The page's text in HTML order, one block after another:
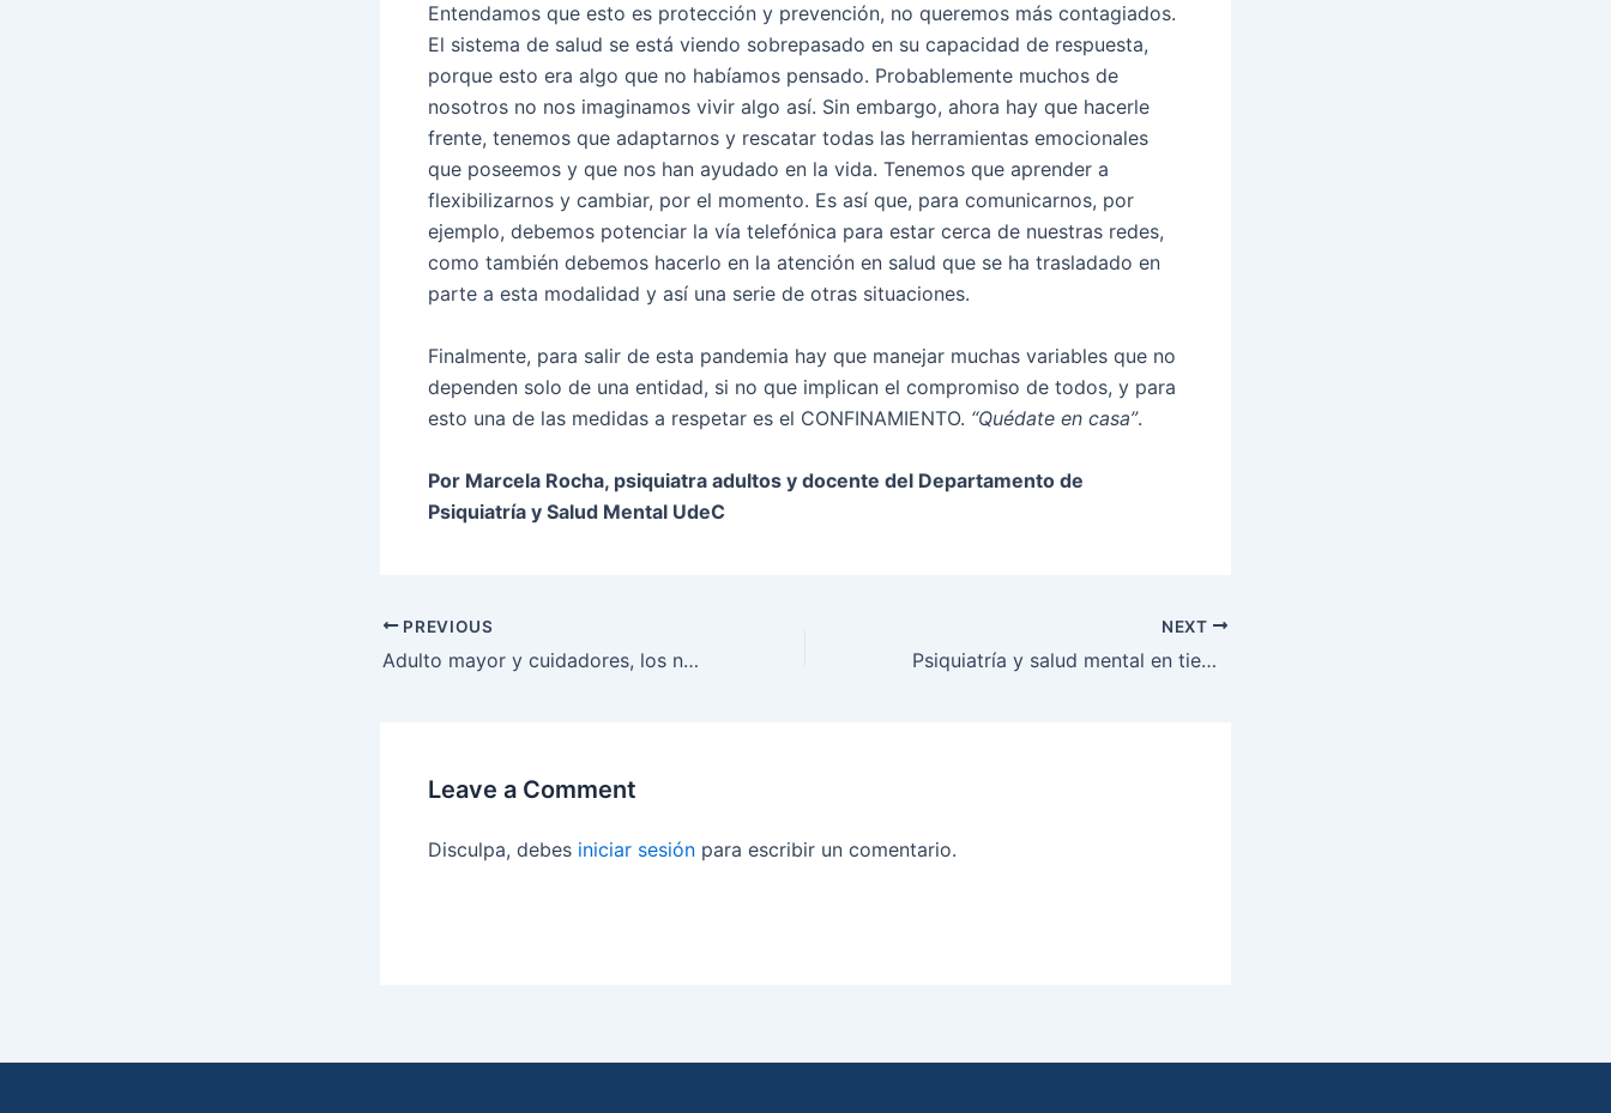
Entendamos que esto es protección y prevención, no queremos más contagiados.
El sistema de salud se está viendo sobrepasado en su capacidad de respuesta,
porque esto era algo que no habíamos pensado. Probablemente muchos de
nosotros no nos imaginamos vivir algo así. Sin embargo, ahora hay que hacerle
frente, tenemos que adaptarnos y rescatar todas las herramientas emocionales
que poseemos y que nos han ayudado en la vida. Tenemos que aprender a
flexibilizarnos y cambiar, por el momento. Es así que, para comunicarnos, por
ejemplo, debemos potenciar la vía telefónica para estar cerca de nuestras redes,
como también debemos hacerlo en la atención en salud que se ha trasladado en
parte a esta modalidad y así una serie de otras situaciones.
Finalmente, para salir de esta pandemia hay que manejar muchas variables que no
dependen solo de una entidad, si no que implican el compromiso de todos, y para
esto una de las medidas a respetar es el CONFINAMIENTO. “Quédate en casa”.
Por Marcela Rocha, psiquiatra adultos y docente del Departamento de
Psiquiatría y Salud Mental UdeC
Post
navigation
PREVIOUS
Adulto mayor y cuidadores, los nuevos desafíos que impone la pandemia
NEXT
Psiquiatría y salud mental en tiempos de COVID-19
Leave a Comment
Disculpa, debes iniciar sesión para escribir un comentario.